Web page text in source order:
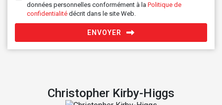
données personnelles conformément à la Politique de
confidentialité décrit dans le site Web.
ENVOYER
Christopher Kirby-Higgs